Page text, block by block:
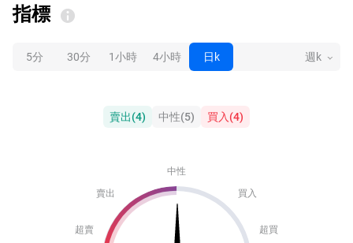
指標
5分 30分 1小時 4小時 日k 週k
賣出(4) 中性(5) 買入(4)
中性
賣出
買入
超賣 超買